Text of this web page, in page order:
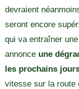
devraient
seront encore
qui va entraîner
annonce une
les prochains
vitesse sur la route